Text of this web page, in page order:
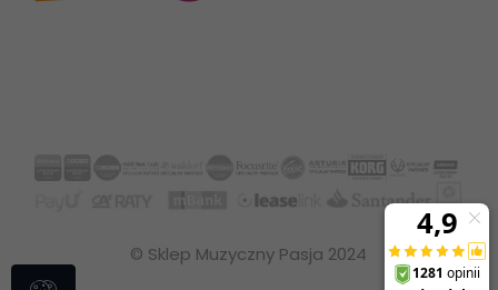
© Sklep Muzyczny Pasja 2024